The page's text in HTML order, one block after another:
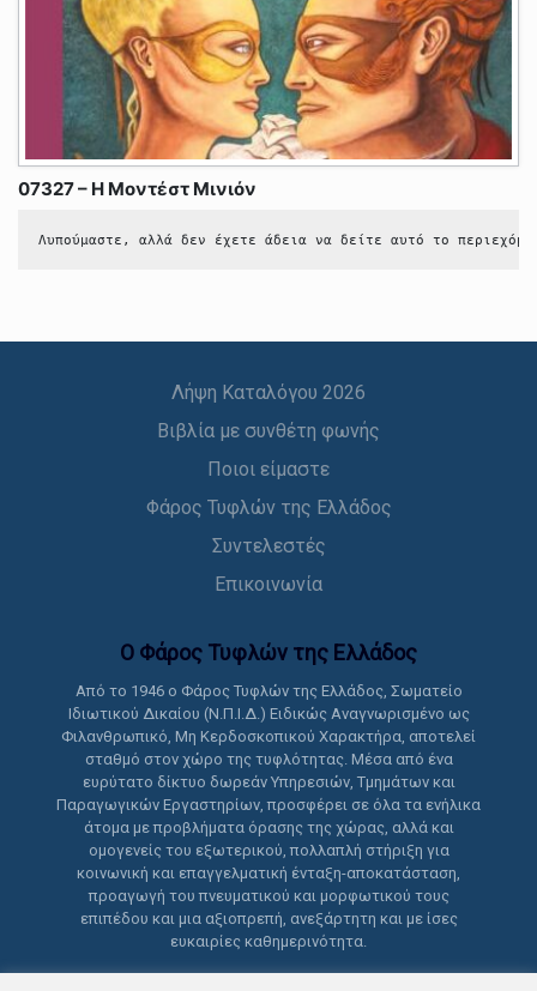
07327 – Η Μοντέστ Μινιόν
Λυπούμαστε, αλλά δεν έχετε άδεια να δείτε αυτό το
Λήψη Καταλόγου 2026
Βιβλία με συνθέτη φωνής
Ποιοι είμαστε
Φάρος Τυφλών της Ελλάδος
Συντελεστές
Επικοινωνία
Ο Φάρος Τυφλών της Ελλάδoς
Από το 1946 ο Φάρος Τυφλών της Ελλάδος, Σωματείο
Ιδιωτικού Δικαίου (Ν.Π.Ι.Δ.) Ειδικώς Αναγνωρισμένο ως
Φιλανθρωπικό, Μη Κερδοσκοπικού Χαρακτήρα, αποτελεί
σταθμό στον χώρο της τυφλότητας. Μέσα από ένα
ευρύτατο δίκτυο δωρεάν Υπηρεσιών, Τμημάτων και
Παραγωγικών Εργαστηρίων, προσφέρει σε όλα τα ενήλικα
άτομα με προβλήματα όρασης της χώρας, αλλά και
ομογενείς του εξωτερικού, πολλαπλή στήριξη για
κοινωνική και επαγγελματική ένταξη-αποκατάσταση,
προαγωγή του πνευματικού και μορφωτικού τους
επιπέδου και μια αξιοπρεπή, ανεξάρτητη και με ίσες
ευκαιρίες καθημερινότητα.